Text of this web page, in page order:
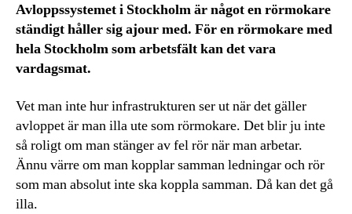
Avloppssystemet i Stockholm är något en rörmokare
ständigt håller sig ajour med. För en rörmokare med
hela Stockholm som arbetsfält kan det vara
vardagsmat.
Vet man inte hur infrastrukturen ser ut när det gäller
avloppet är man illa ute som rörmokare. Det blir ju inte
så roligt om man stänger av fel rör när man arbetar.
Ännu värre om man kopplar samman ledningar och rör
som man absolut inte ska koppla samman. Då kan det gå
illa.